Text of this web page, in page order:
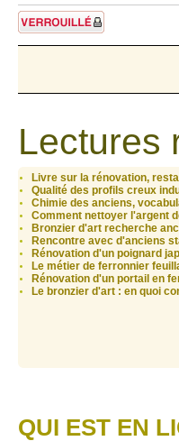
Sujet verrouillé
Lectures
Livre sur la rénovation,
Qualité des profils creux
Chimie des anciens,
Comment nettoyer l'argent
Bronzier d'art recherche
Rencontre avec d'anciens
Rénovation d'un poignard
Le métier de ferronnier
Rénovation d'un portail en
Le bronzier d'art : en quoi
QUI EST EN